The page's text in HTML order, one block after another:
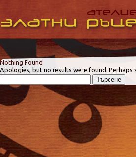
Nothing Found
Apologies, but no results were found. Perhaps
за: